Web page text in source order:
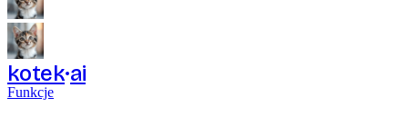
kotek ai
Funkcje